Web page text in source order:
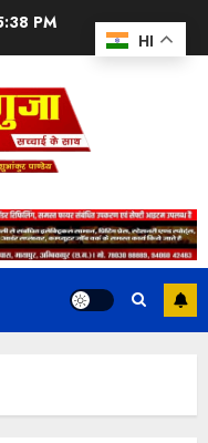
PM
HI